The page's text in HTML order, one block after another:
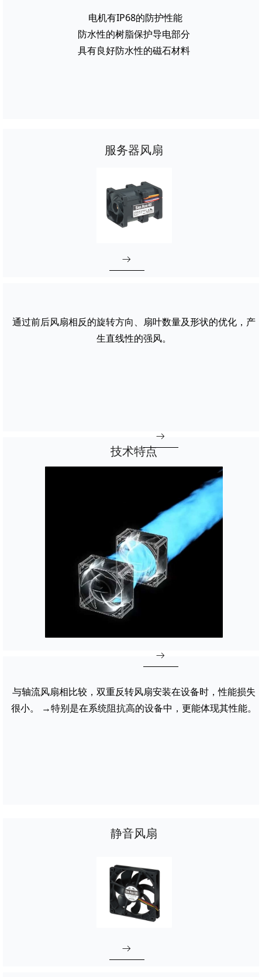
电机有IP68的防护性能
防水性的树脂保护导电部分
具有良好防水性的磁石材料
服务器风扇
ꁹ
ꁹ
通过前后风扇相反的旋转方向、扇叶数量及形状的优化，产
生直线性的强风。
ꁹ
技术特点
与轴流风扇相比较，双重反转风扇安装在设备时，性能损失
很小。 →特别是在系统阻抗高的设备中，更能体现其性能。
静音风扇
ꁹ